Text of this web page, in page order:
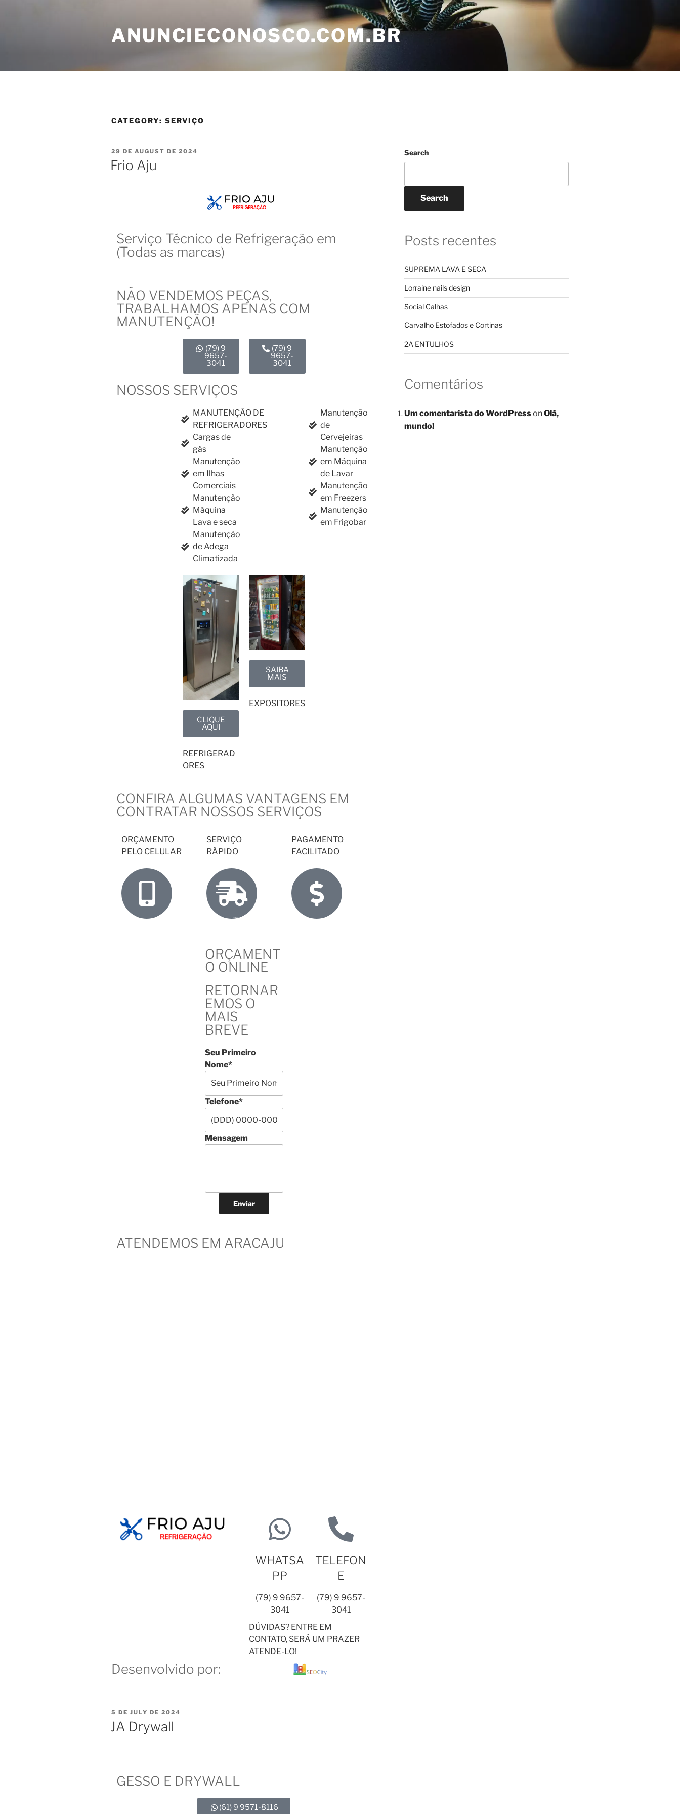
ANUNCIECONOSCO.COM.BR
CATEGORY: SERVIÇO
29 DE AUGUST DE 2024
Frio Aju
Serviço Técnico de Refrigeração em
(Todas as marcas)
NÃO VENDEMOS PEÇAS,
TRABALHAMOS APENAS COM
MANUTENÇÃO!
(79) 9
9657-
3041
(79) 9
9657-
3041
NOSSOS SERVIÇOS
MANUTENÇÃO DE
REFRIGERADORES
Cargas de
gás
Manutenção
em Ilhas
Comerciais
Manutenção
Máquina
Lava e seca
Manutenção
de Adega
Climatizada
Manutenção
de
Cervejeiras
Manutenção
em Máquina
de Lavar
Manutenção
em Freezers
Manutenção
em Frigobar
CLIQUE
AQUI
REFRIGERAD
ORES
SAIBA
MAIS
EXPOSITORES
CONFIRA ALGUMAS VANTAGENS EM
CONTRATAR NOSSOS SERVIÇOS
ORÇAMENTO
PELO CELULAR
SERVIÇO
RÁPIDO
PAGAMENTO
FACILITADO
ORÇAMENT
O ONLINE
RETORNAR
EMOS O
MAIS
BREVE
Seu Primeiro
Nome*
Telefone*
Mensagem
ATENDEMOS EM ARACAJU
WHATSA
PP
(79) 9 9657-
3041
TELEFON
E
(79) 9 9657-
3041
DÚVIDAS? ENTRE EM
CONTATO, SERÁ UM PRAZER
ATENDE-LO!
Desenvolvido por:
5 DE JULY DE 2024
JA Drywall
GESSO E DRYWALL
(61) 9 9571-8116
Search
Search
Posts recentes
SUPREMA LAVA E SECA
Lorraine nails design
Social Calhas
Carvalho Estofados e Cortinas
2A ENTULHOS
Comentários
Um comentarista do WordPressonOlá,
mundo!